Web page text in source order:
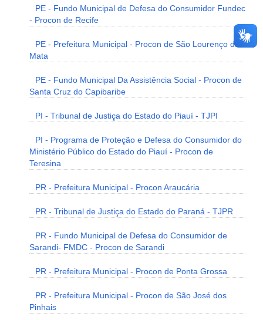
PE - Fundo Municipal de Defesa do Consumidor Fundec
- Procon de Recife
PE - Prefeitura Municipal - Procon de São Lourenço da
Mata
PE - Fundo Municipal Da Assistência Social - Procon de
Santa Cruz do Capibaribe
PI - Tribunal de Justiça do Estado do Piauí - TJPI
PI - Programa de Proteção e Defesa do Consumidor do
Ministério Público do Estado do Piauí - Procon de
Teresina
PR - Prefeitura Municipal - Procon Araucária
PR - Tribunal de Justiça do Estado do Paraná - TJPR
PR - Fundo Municipal de Defesa do Consumidor de
Sarandi- FMDC - Procon de Sarandi
PR - Prefeitura Municipal - Procon de Ponta Grossa
PR - Prefeitura Municipal - Procon de São José dos
Pinhais